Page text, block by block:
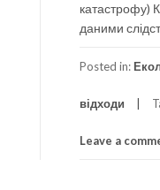
катастрофу)
даними
Posted in:
відходи
Leave a